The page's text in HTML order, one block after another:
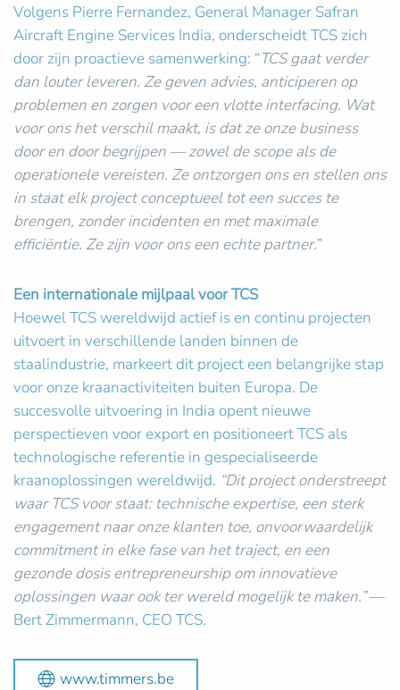
Volgens Pierre Fernandez, General Manager Safran
Aircraft Engine Services India, onderscheidt TCS zich
door zijn proactieve samenwerking: “TCS gaat verder
dan louter leveren. Ze geven advies, anticiperen op
problemen en zorgen voor een vlotte interfacing. Wat
voor ons het verschil maakt, is dat ze onze business
door en door begrijpen — zowel de scope als de
operationele vereisten. Ze ontzorgen ons en stellen ons
in staat elk project conceptueel tot een succes te
brengen, zonder incidenten en met maximale
efficiëntie. Ze zijn voor ons een echte partner.”
Een internationale mijlpaal voor TCS
Hoewel TCS wereldwijd actief is en continu projecten
uitvoert in verschillende landen binnen de
staalindustrie, markeert dit project een belangrijke stap
voor onze kraanactiviteiten buiten Europa. De
succesvolle uitvoering in India opent nieuwe
perspectieven voor export en positioneert TCS als
technologische referentie in gespecialiseerde
kraanoplossingen wereldwijd. “Dit project onderstreept
waar TCS voor staat: technische expertise, een sterk
engagement naar onze klanten toe, onvoorwaardelijk
commitment in elke fase van het traject, en een
gezonde dosis entrepreneurship om innovatieve
oplossingen waar ook ter wereld mogelijk te maken.”—
Bert Zimmermann, CEO TCS.
www.timmers.be